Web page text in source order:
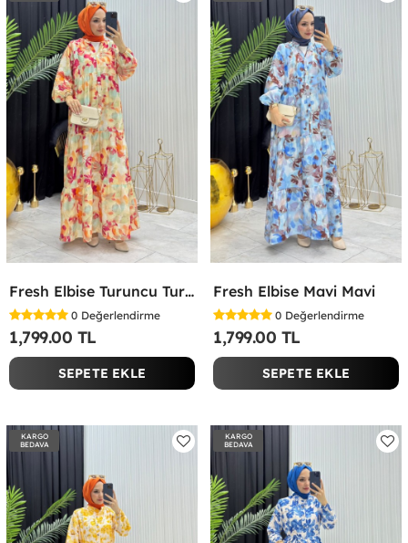
Fresh Elbise Turuncu Turuncu
0 Değerlendirme
1,799.00 TL
SEPETE EKLE
Fresh Elbise Mavi Mavi
0 Değerlendirme
1,799.00 TL
SEPETE EKLE
KARGO
BEDAVA
KARGO
BEDAVA